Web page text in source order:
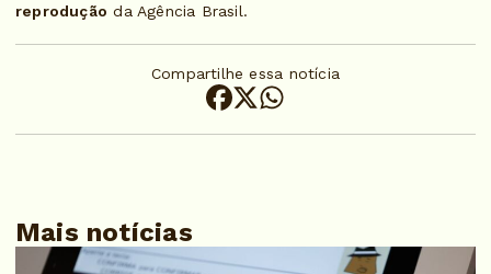
reprodução da Agência Brasil.
Compartilhe essa notícia
Mais notícias